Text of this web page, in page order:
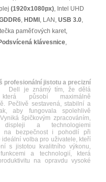
(1920x1080px), Intel UHD
, HDMI , LAN, USB 3.0,
paměťových karet,
klávesnice,
profesionální jistotu a precizní
Dell je známý tím, že dělá
působí maximálně
Pečlivě sestavená, stabilní a
aby fungovala spolehlivě
špičkovým zpracováním,
displeji a technologiemi
na bezpečnost i pohodlí při
ideální volba pro uživatele, kteří
s jistotou kvalitního výkonu,
a technologií, která
na opravdu vysoké